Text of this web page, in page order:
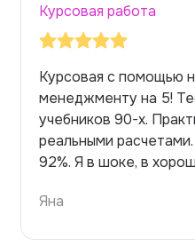
Курсовая
Делал тут
философии.
нейросеть
вышла
был